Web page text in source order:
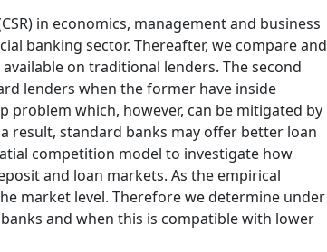
in economics, management and business
banking sector. Thereafter, we compare and
on traditional lenders. The second
lenders when the former have inside
which, however, can be mitigated by
result, standard banks may offer better loan
competition model to investigate how
and loan markets. As the empirical
market level. Therefore we determine under
and when this is compatible with lower